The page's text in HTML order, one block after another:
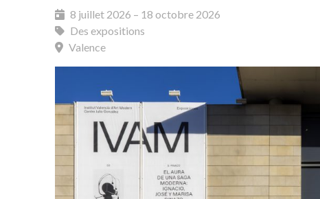
8 juillet 2026 – 18 octobre 2026
Des expositions
Valence